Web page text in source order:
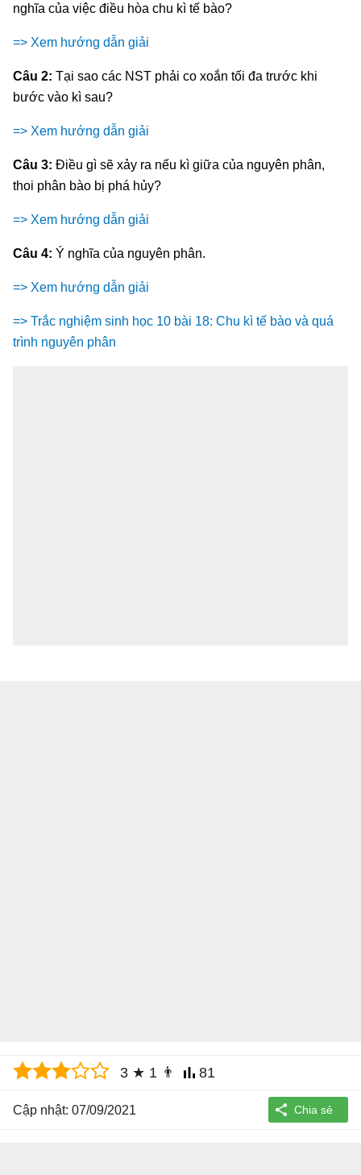
nghĩa của việc điều hòa chu kì tế bào?
=> Xem hướng dẫn giải
Câu 2: Tại sao các NST phải co xoắn tối đa trước khi
bước vào kì sau?
=> Xem hướng dẫn giải
Câu 3: Điều gì sẽ xảy ra nếu kì giữa của nguyên phân,
thoi phân bào bị phá hủy?
=> Xem hướng dẫn giải
Câu 4: Ý nghĩa của nguyên phân.
=> Xem hướng dẫn giải
=> Trắc nghiệm sinh học 10 bài 18: Chu kì tế bào và quá
trình nguyên phân
3 ★ 1 👨 81
Cập nhật: 07/09/2021